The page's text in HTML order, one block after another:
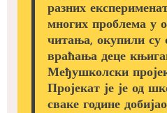
разних
многих проблема у
читања, окупили су
враћања деце
Међушколски
Пројекат је је од
сваке године